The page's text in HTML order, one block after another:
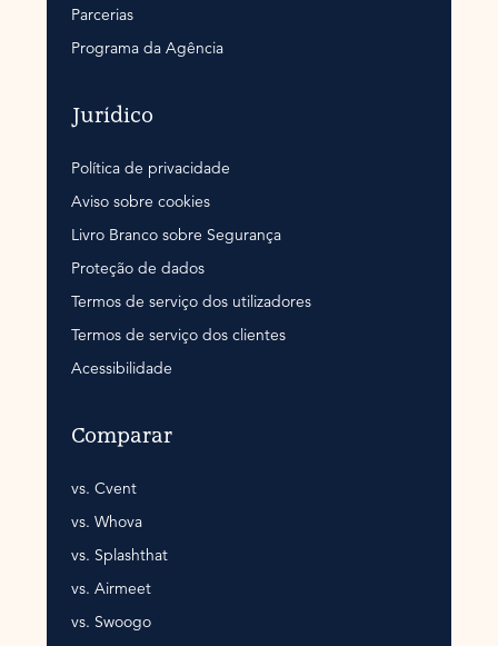
Parcerias
Programa da Agência
Jurídico
Política de privacidade
Aviso sobre cookies
Livro Branco sobre Segurança
Proteção de dados
Termos de serviço dos utilizadores
Termos de serviço dos clientes
Acessibilidade
Comparar
vs. Cvent
vs. Whova
vs. Splashthat
vs. Airmeet
vs. Swoogo